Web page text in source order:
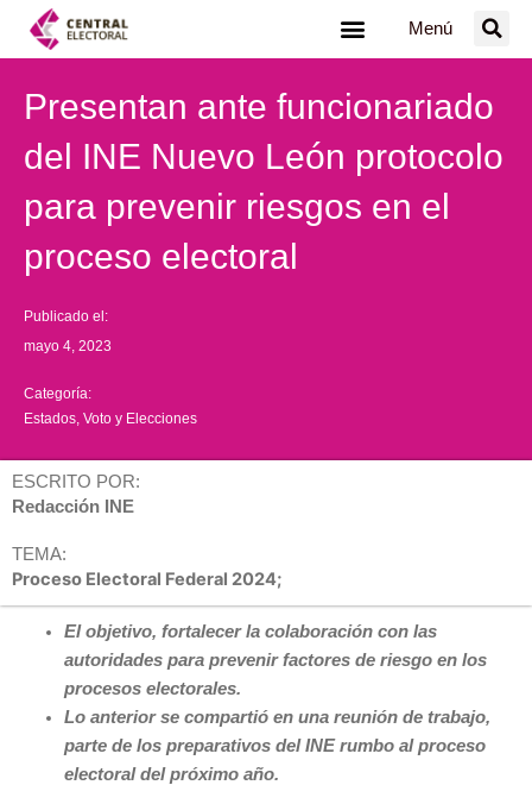
Menú
Presentan ante funcionariado
del INE Nuevo León protocolo
para prevenir riesgos en el
proceso electoral
Publicado el:
mayo 4, 2023
Categoría:
Estados Voto y Elecciones
ESCRITO POR:
Redacción INE
TEMA:
Proceso Electoral Federal 2024;
El objetivo, fortalecer la colaboración con las
autoridades para prevenir factores de riesgo en los
procesos electorales.
Lo anterior se compartió en una reunión de trabajo,
parte de los preparativos del INE rumbo al proceso
electoral del próximo año.